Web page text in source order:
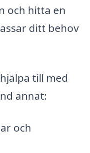
och hitta en
ditt behov
till med
annat:
och